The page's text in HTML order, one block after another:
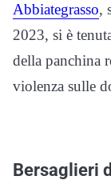
Abbiategrasso,
2023, si è
della panchina
violenza sulle
Bersaglieri